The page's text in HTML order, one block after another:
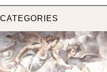
CATEGORIES